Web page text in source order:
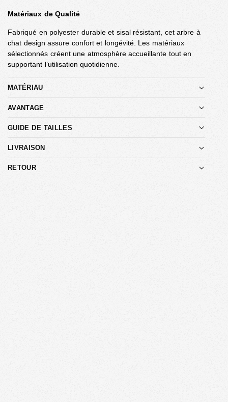
Matériaux de Qualité
Fabriqué en polyester durable et sisal résistant, cet arbre à
chat design assure confort et longévité. Les matériaux
sélectionnés créent une atmosphère accueillante tout en
supportant l’utilisation quotidienne.
MATÉRIAU
AVANTAGE
GUIDE DE TAILLES
LIVRAISON
RETOUR